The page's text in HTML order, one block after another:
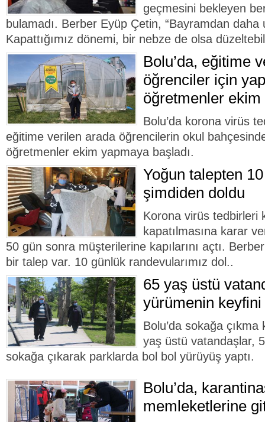
geçmesini bekleyen
bulamadı. Berber Eyüp Çetin, “Bayramdan daha
Kapattığımız dönemi, bir nebze de olsa
Bolu’da, eğitime
öğrenciler için
öğretmenler ekim
Bolu’da korona virüs
eğitime verilen arada öğrencilerin okul
öğretmenler ekim yapmaya başladı.
Yoğun talepten
şimdiden doldu
Korona virüs tedbirleri
kapatılmasına karar
50 gün sonra müşterilerine kapılarını açtı.
bir talep var. 10 günlük randevularımız dol..
65 yaş üstü
yürümenin keyfini
Bolu’da sokağa çıkma
yaş üstü vatandaşlar,
sokağa çıkarak parklarda bol bol yürüyüş yaptı.
Bolu’da,
memleketlerine